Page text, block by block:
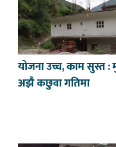
योजना उच्च, काम सुस्त :
अझै कछुवा गतिमा